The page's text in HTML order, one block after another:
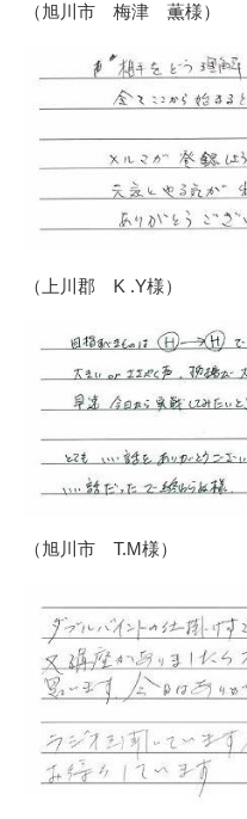
（旭川市 梅津 薫様）
（上川郡 K .Y様）
（旭川市 T.M様）